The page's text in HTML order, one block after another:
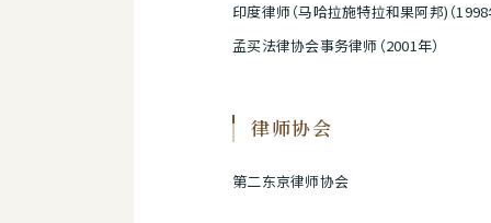
印度律师（马哈拉施特拉和果阿邦)（1998
孟买法律协会事务律师（2001年）
律师协会
第二东京律师协会